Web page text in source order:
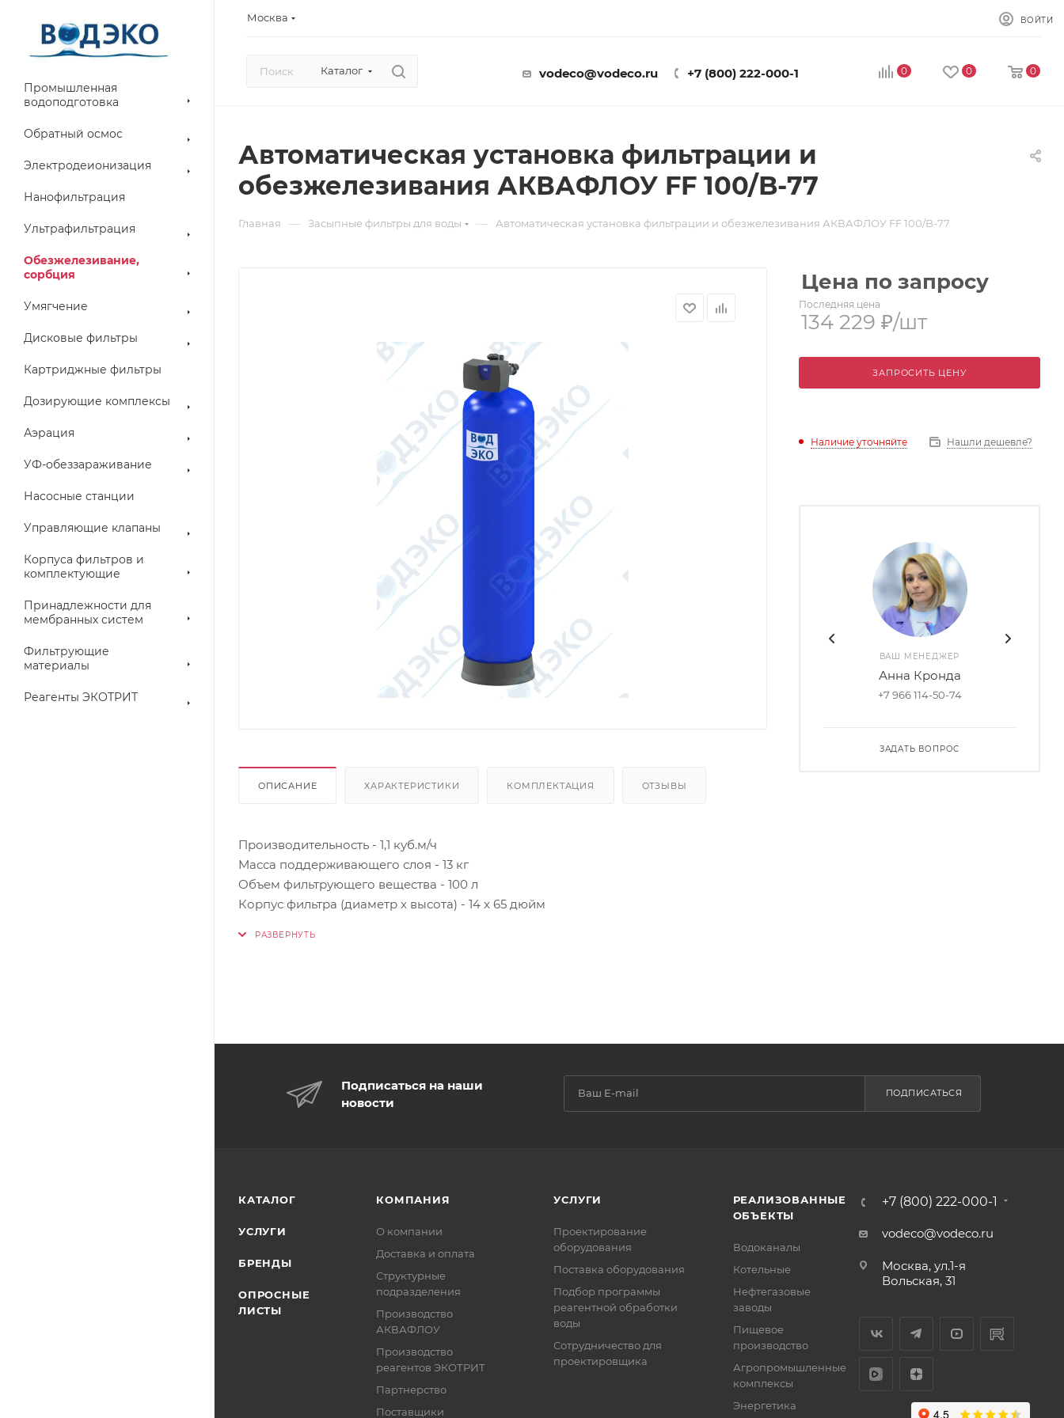
Москва ВОЙТИ
Каталог vodeco@vodeco.ru +7 (800) 222-000-1 0 0 0
Промышленная
водоподготовка
Обратный осмос
Электродеионизация
Нанофильтрация
Ультрафильтрация
Обезжелезивание,
сорбция
Умягчение
Дисковые фильтры
Картриджные фильтры
Дозирующие комплексы
Аэрация
УФ-обеззараживание
Насосные станции
Управляющие клапаны
Корпуса фильтров и
комплектующие
Принадлежности для
мембранных систем
Фильтрующие
материалы
Реагенты ЭКОТРИТ
Автоматическая установка фильтрации и
обезжелезивания АКВАФЛОУ FF 100/B-77
Главная — Засыпные фильтры для воды — Автоматическая установка фильтрации и обезжелезивания АКВАФЛОУ FF 100/B-77
ОПИСАНИЕ ХАРАКТЕРИСТИКИ КОМПЛЕКТАЦИЯ ОТЗЫВЫ
Производительность - 1,1 куб.м/ч
Масса поддерживающего слоя - 13 кг
Объем фильтрующего вещества - 100 л
Корпус фильтра (диаметр х высота) - 14 x 65 дюйм
Цена по запросу
Последняя цена
134 229 ₽/шт
ЗАПРОСИТЬ ЦЕНУ
Наличие уточняйте Нашли дешевле?
ВАШ МЕНЕДЖЕР
Анна Кронда
+7 966 114-50-74
ЗАДАТЬ ВОПРОС
Подписаться на наши
новости
ПОДПИСАТЬСЯ
КАТАЛОГ
УСЛУГИ
БРЕНДЫ
ОПРОСНЫЕ
ЛИСТЫ
КОМПАНИЯ
О компании
Доставка и оплата
Структурные
подразделения
Производство
АКВАФЛОУ
Производство
реагентов ЭКОТРИТ
Партнерство
Поставщики
УСЛУГИ
Проектирование
оборудования
Поставка оборудования
Подбор программы
реагентной обработки
воды
Сотрудничество для
проектировщика
РЕАЛИЗОВАННЫЕ
ОБЪЕКТЫ
Водоканалы
Котельные
Нефтегазовые
заводы
Пищевое
производство
Агропромышленные
комплексы
Энергетика
+7 (800) 222-000-1
vodeco@vodeco.ru
Москва, ул.1-я
Вольская, 31